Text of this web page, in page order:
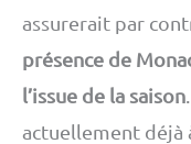
assurerait par
présence de
l’issue de la saison
actuellement déjà